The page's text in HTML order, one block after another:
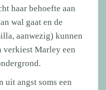
haar behoefte aan
wal gaat en de
aanwezig) kunnen
verkiest Marley een
uit angst soms een